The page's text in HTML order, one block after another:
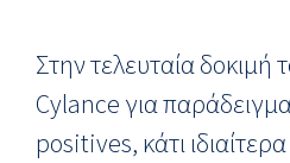
Στην τελευταία δοκιμή
Cylance για
positives, κάτι